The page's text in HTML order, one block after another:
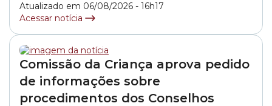
Atualizado em 06/08/2026 - 16h17
Acessar notícia
Comissão da Criança aprova pedido
de informações sobre
procedimentos dos Conselhos